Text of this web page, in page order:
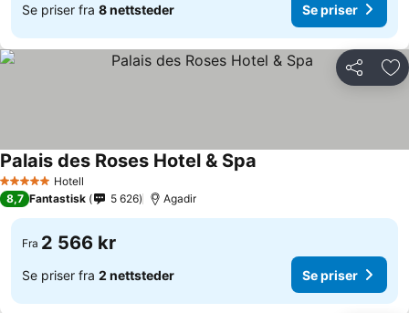
Se priser fra 8 nettsteder Se priser
Del
5 Stjerner Hotell
Palais des Roses Hotel & Spa
8,7 Fantastisk 5 626 Agadir
Fra 2 566 kr
Se priser fra 2 nettsteder Se priser